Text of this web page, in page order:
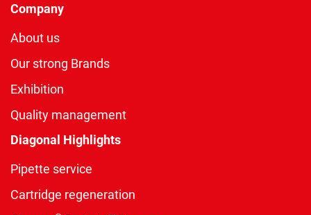
Company
About us
Our strong Brands
Exhibition
Quality management
Diagonal Highlights
Pipette service
Cartridge regeneration